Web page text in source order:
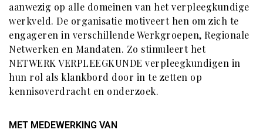
aanwezig op alle domeinen van het verpleegkundige
werkveld. De organisatie motiveert hen om zich te
engageren in verschillende Werkgroepen, Regionale
Netwerken en Mandaten. Zo stimuleert het
NETWERK VERPLEEGKUNDE verpleegkundigen in
hun rol als klankbord door in te zetten op
kennisoverdracht en onderzoek.
MET MEDEWERKING VAN